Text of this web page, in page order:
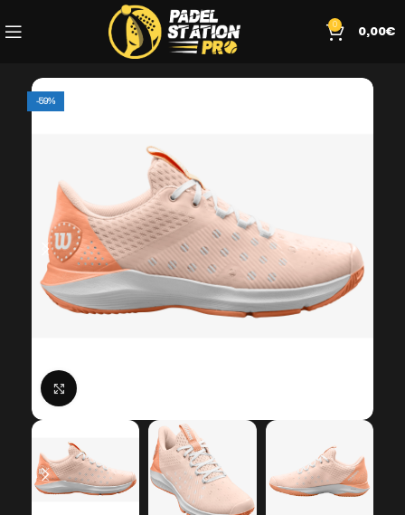
0
0,00€
-59%